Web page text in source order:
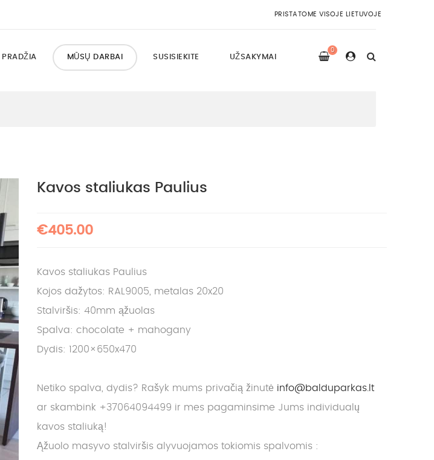
PRISTATOME VISOJE LIETUVOJE
PRADŽIA MŪSŲ DARBAI SUSISIEKITE UŽSAKYMAI
0
Kavos staliukas Paulius
€405.00
Kavos staliukas Paulius
Kojos dažytos: RAL9005, metalas 20x20
Stalviršis: 40mm ąžuolas
Spalva: chocolate + mahogany
Dydis: 1200×650x470
Netiko spalva, dydis? Rašyk mums privačią žinutė info@balduparkas.lt
ar skambink +37064094499 ir mes pagaminsime Jums individualų
kavos staliuką!
Ąžuolo masyvo stalviršis alyvuojamos tokiomis spalvomis :